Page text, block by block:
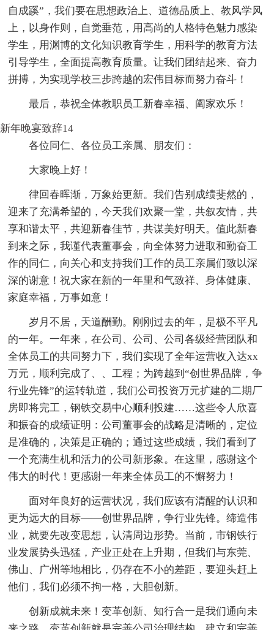
自成蹊”，我们要在思想政治上、道德品质上、教风学风
上，以身作则，自觉垂范，用高尚的人格特色魅力感染
学生，用渊博的文化知识教育学生，用科学的教育方法
引导学生，全面提高教育质量。让我们团结起来、奋力
拼搏，为实现学校三步跨越的宏伟目标而努力奋斗！
最后，恭祝全体教职员工新春幸福、阖家欢乐！
新年晚宴致辞14
各位同仁、各位员工亲属、朋友们：
大家晚上好！
律回春晖渐，万象始更新。我们告别成绩斐然的，
迎来了充满希望的，今天我们欢聚一堂，共叙友情，共
享和谐太平，共迎新春佳节，共谋美好明天。值此新春
到来之际，我谨代表董事会，向全体努力进取和勤奋工
作的同仁，向关心和支持我们工作的员工亲属们致以深
深的谢意！祝大家在新的一年里和气致祥、身体健康、
家庭幸福，万事如意！
岁月不居，天道酬勤。刚刚过去的年，是极不平凡
的一年。一年来，在公司、公司、公司各级经营团队和
全体员工的共同努力下，我们实现了全年运营收入达xx
万元，顺利完成了、、工程；为跨越到“创世界品牌，争
行业先锋”的运转轨道，我们公司投资万元扩建的二期厂
房即将完工，钢铁交易中心顺利投建……这些令人欣喜
和振奋的成绩证明：公司董事会的战略是清晰的，定位
是准确的，决策是正确的；通过这些成绩，我们看到了
一个充满生机和活力的公司新形象。在这里，感谢这个
伟大的时代！更感谢一年来全体员工的不懈努力！
面对年良好的运营状况，我们应该有清醒的认识和
更为远大的目标——创世界品牌，争行业先锋。缔造伟
业，就要先改变思想，认清周边形势。当前，市钢铁行
业发展势头迅猛，产业正处在上升期，但我们与东莞、
佛山、广州等地相比，仍存在不小的差距，要迎头赶上
他们，我们必须不拘一格，大胆创新。
创新成就未来！变革创新、知行合一是我们通向未